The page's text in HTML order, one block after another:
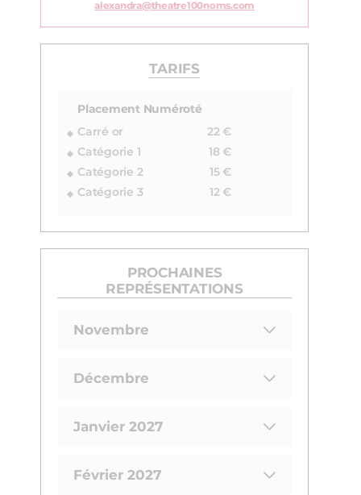
alexandra@theatre100noms.com
TARIFS
Placement Numéroté
Carré or
22 €
Catégorie 1
18 €
Catégorie 2
15 €
Catégorie 3
12 €
PROCHAINES
REPRÉSENTATIONS
Novembre
Décembre
Janvier 2027
Février 2027